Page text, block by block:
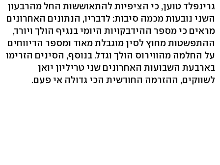
גרינפלד טוען, כי הציפיות להתאוששות החל מהרבעון
השני נובעות מכמה סיבות: לדבריו, הנתונים האחרונים
מראים כי מספר ההידבקויות היומי בנגיף הולך ויורד,
ההתפשטות מחוץ לסין מוגבלת מאוד ומספר הדיווחים
על החלמה מהווירוס הולך וגדל. בנוסף, הסינים הזרימו
בארבעת השבועות האחרונים שני טריליון יואן
לשווקים, ההזרמה החודשית הכי גדולה אי פעם.